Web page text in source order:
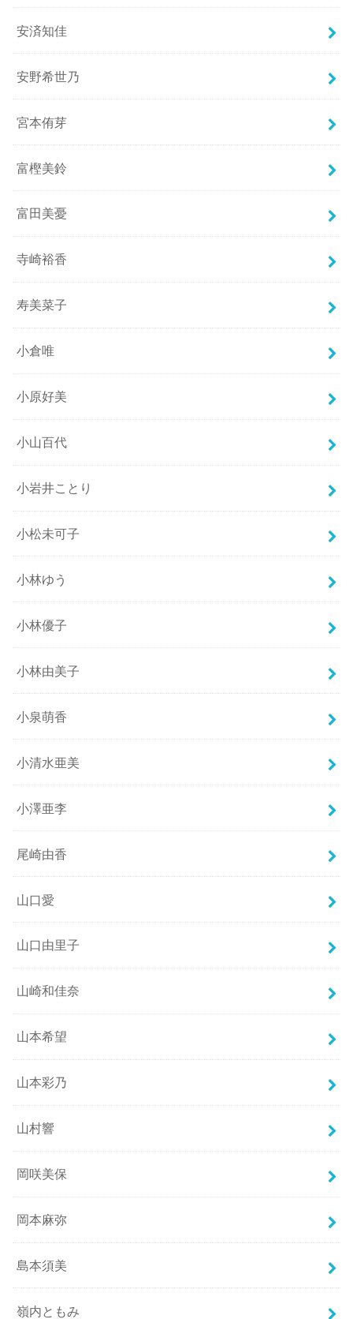
安済知佳
安野希世乃
宮本侑芽
富樫美鈴
富田美憂
寺崎裕香
寿美菜子
小倉唯
小原好美
小山百代
小岩井ことり
小松未可子
小林ゆう
小林優子
小林由美子
小泉萌香
小清水亜美
小澤亜李
尾崎由香
山口愛
山口由里子
山崎和佳奈
山本希望
山本彩乃
山村響
岡咲美保
岡本麻弥
島本須美
嶺内ともみ